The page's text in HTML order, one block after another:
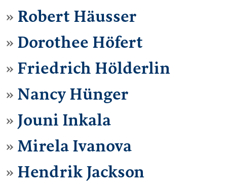
Robert Häusser
Dorothee Höfert
Friedrich Hölderlin
Nancy Hünger
Jouni Inkala
Mirela Ivanova
Hendrik Jackson